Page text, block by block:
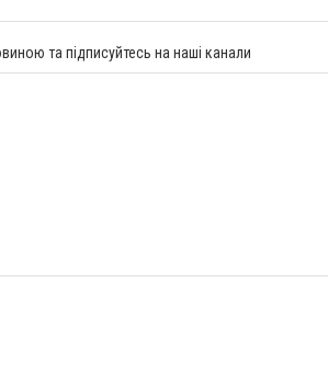
та підписуйтесь на наші канали